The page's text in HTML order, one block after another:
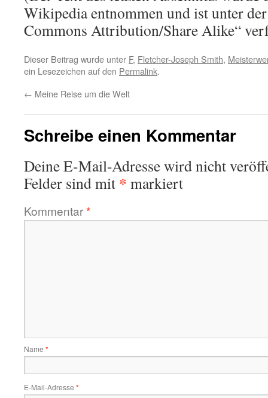
Wikipedia entnommen und ist unter
Commons Attribution/Share Alike“
Dieser Beitrag wurde unter F, Fletcher-Joseph Smith,
ein Lesezeichen auf den Permalink.
← Meine Reise um die Welt
Schreibe einen Kommentar
Deine E-Mail-Adresse wird nicht
Felder sind mit * markiert
Kommentar*
Name *
E-Mail-Adresse *